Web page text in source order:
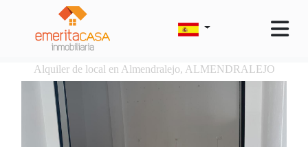
Alquiler de local en Almendralejo, ALMENDRALEJO